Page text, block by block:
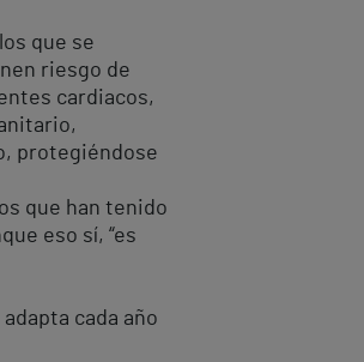
que se
riesgo de
cardiacos,
protegiéndose
que han tenido
eso sí, “es
cada año